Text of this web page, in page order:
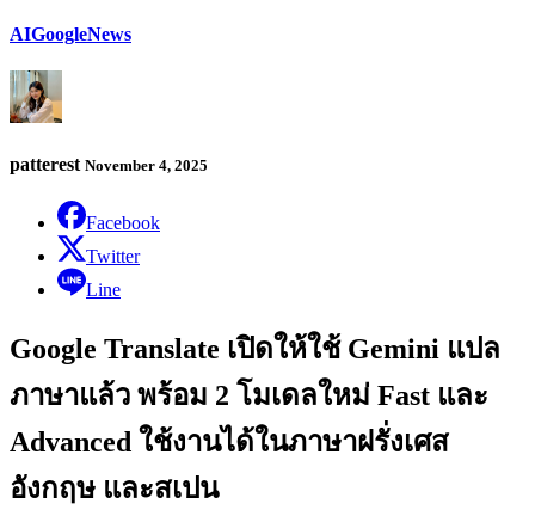
AIGoogleNews
patterest November 4, 2025
Facebook
Twitter
Line
Google Translate เปิดให้ใช้ Gemini แปล
ภาษาแล้ว พร้อม 2 โมเดลใหม่ Fast และ
Advanced ใช้งานได้ในภาษาฝรั่งเศส
อังกฤษ และสเปน